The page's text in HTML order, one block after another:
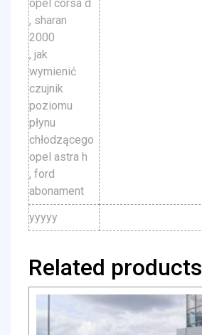
opel corsa d
, sharan
2000
, jak
wymienić
czujnik
poziomu
płynu
chłodzącego
opel astra h
, ford
abonament
yyyyy
Related products